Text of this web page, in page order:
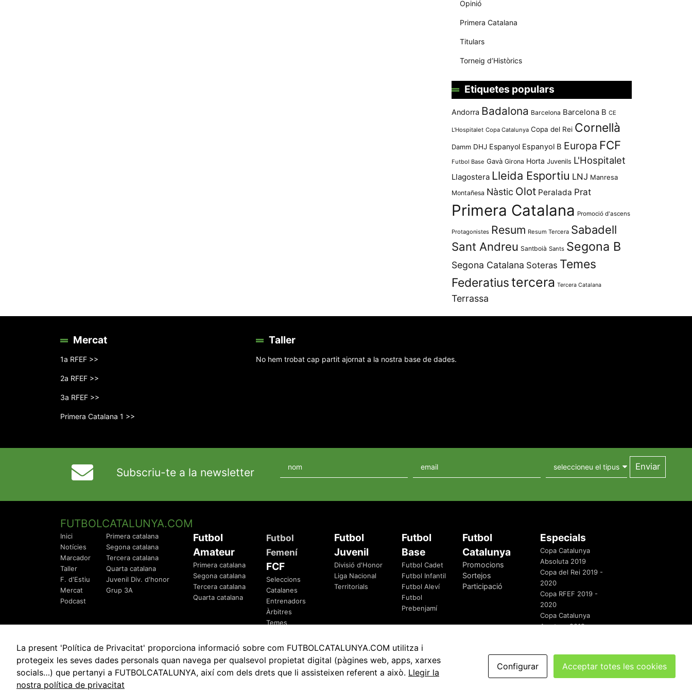
Opinió
Primera Catalana
Titulars
Torneig d’Històrics
Etiquetes populars
Andorra Badalona Barcelona Barcelona B CE
L'Hospitalet Copa Catalunya Copa del Rei Cornellà
Damm DHJ Espanyol Espanyol B Europa FCF
Futbol Base Gavà Girona Horta Juvenils L'Hospitalet
Llagostera Lleida Esportiu LNJ Manresa
Montañesa Nàstic Olot Peralada Prat
Primera Catalana Promoció d'ascens
Protagonistes Resum Resum Tercera Sabadell
Sant Andreu Santboià Sants Segona B
Segona Catalana Soteras Temes
Federatiustercera Tercera Catalana
Terrassa
Mercat
1a RFEF >>
2a RFEF >>
3a RFEF >>
Primera Catalana 1 >>
Taller
No hem trobat cap partit ajornat a la nostra base de dades.
Subscriu-te a la newsletter
FUTBOLCATALUNYA.COM
Inici
Notícies
Marcador
Taller
F. d'Estiu
Mercat
Podcast
Primera catalana
Segona catalana
Tercera catalana
Quarta catalana
Juvenil Div. d'honor
Grup 3A
Futbol
Amateur
Primera catalana
Segona catalana
Tercera catalana
Quarta catalana
Futbol
Femení
FCF
Seleccions
Catalanes
Entrenadors
Àrbitres
Temes
Futbol
Juvenil
Divisió d'Honor
Liga Nacional
Territorials
Futbol
Base
Futbol Cadet
Futbol Infantil
Futbol Aleví
Futbol
Prebenjamí
Futbol
Catalunya
Promocions
Sortejos
Participació
Especials
Copa Catalunya
Absoluta 2019
Copa del Rei 2019 -
2020
Copa RFEF 2019 -
2020
Copa Catalunya
Amateur 2019
© 2010 - 2026 FutbolCatalunya.com Avis Legal Política de Privacitat Política de Cookies redaccio@futbolcatalunya.com
La present 'Política de Privacitat' proporciona informació sobre com FUTBOLCATALUNYA.COM utilitza i
protegeix les seves dades personals quan navega per qualsevol propietat digital (pàgines web, apps, xarxes
socials…) que pertanyi a FUTBOLCATALUNYA, així com dels drets que li assisteixen referent a això. Llegir la
nostra política de privacitat
Configurar Acceptar totes les cookies